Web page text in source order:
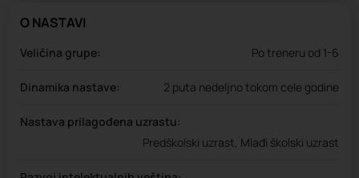
O NASTAVI
Veličina grupe: Po treneru od 1-6
Dinamika nastave: 2 puta nedeljno tokom cele godine
Nastava prilagođena uzrastu:
Predškolski uzrast, Mlađi školski uzrast